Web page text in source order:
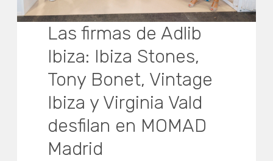
Las firmas de Adlib
Ibiza: Ibiza Stones,
Tony Bonet, Vintage
Ibiza y Virginia Vald
desfilan en MOMAD
Madrid